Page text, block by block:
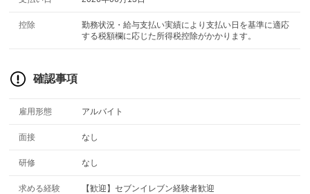
控除
勤務状況・給与支払い実績により支払い日を基準に適応
する税額欄に応じた所得税控除がかかります。
確認事項
雇用形態 アルバイト
面接 なし
研修 なし
求める経験 【歓迎】セブンイレブン経験者歓迎